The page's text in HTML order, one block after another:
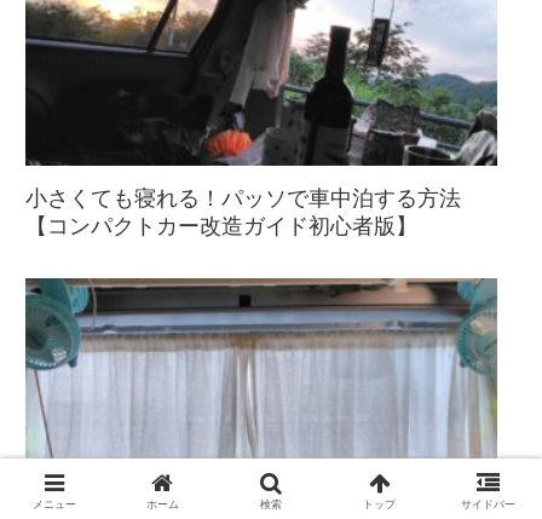
小さくても寝れる！パッソで車中泊する方法
【コンパクトカー改造ガイド初心者版】
メニュー ホーム 検索 トップ サイドバー